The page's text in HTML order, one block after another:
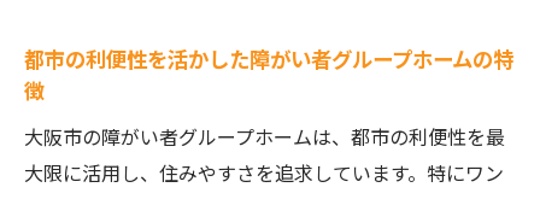
精神障がい者のためのワンルーム型グループホ
都市の利便性を活かした障がい者グループホームの特
徴
大阪市の障がい者グループホームは、都市の利便性を最
大限に活用し、住みやすさを追求しています。特にワン